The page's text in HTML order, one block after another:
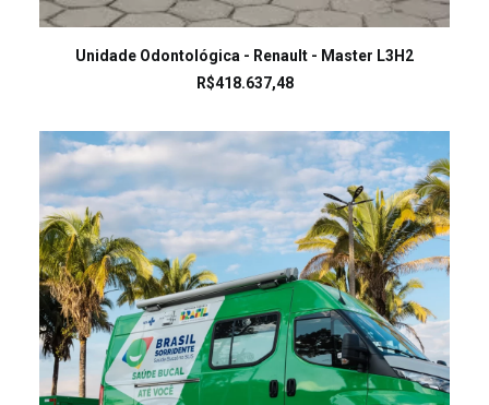
LEIA MAIS
Unidade Odontológica - Renault - Master L3H2
R$418.637,48